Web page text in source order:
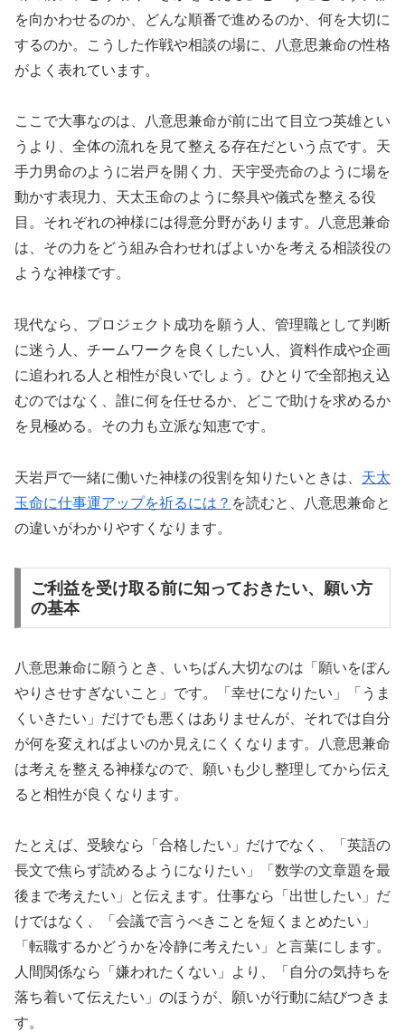
を向かわせるのか、どんな順番で進めるのか、何を大切に
するのか。こうした作戦や相談の場に、八意思兼命の性格
がよく表れています。
ここで大事なのは、八意思兼命が前に出て目立つ英雄とい
うより、全体の流れを見て整える存在だという点です。天
手力男命のように岩戸を開く力、天宇受売命のように場を
動かす表現力、天太玉命のように祭具や儀式を整える役
目。それぞれの神様には得意分野があります。八意思兼命
は、その力をどう組み合わせればよいかを考える相談役の
ような神様です。
現代なら、プロジェクト成功を願う人、管理職として判断
に迷う人、チームワークを良くしたい人、資料作成や企画
に追われる人と相性が良いでしょう。ひとりで全部抱え込
むのではなく、誰に何を任せるか、どこで助けを求めるか
を見極める。その力も立派な知恵です。
天岩戸で一緒に働いた神様の役割を知りたいときは、 天太
玉命に仕事運アップを祈るには？ を読むと、八意思兼命と
の違いがわかりやすくなります。
ご利益を受け取る前に知っておきたい、願い方
の基本
八意思兼命に願うとき、いちばん大切なのは「願いをぼん
やりさせすぎないこと」です。「幸せになりたい」「うま
くいきたい」だけでも悪くはありませんが、それでは自分
が何を変えればよいのか見えにくくなります。八意思兼命
は考えを整える神様なので、願いも少し整理してから伝え
ると相性が良くなります。
たとえば、受験なら「合格したい」だけでなく、「英語の
長文で焦らず読めるようになりたい」「数学の文章題を最
後まで考えたい」と伝えます。仕事なら「出世したい」だ
けではなく、「会議で言うべきことを短くまとめたい」
「転職するかどうかを冷静に考えたい」と言葉にします。
人間関係なら「嫌われたくない」より、「自分の気持ちを
落ち着いて伝えたい」のほうが、願いが行動に結びつきま
す。